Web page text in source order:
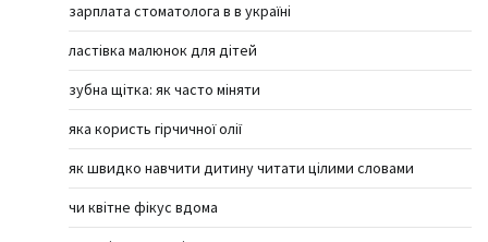
зарплата стоматолога в в україні
ластівка малюнок для дітей
зубна щітка: як часто міняти
яка користь гірчичної олії
як швидко навчити дитину читати цілими словами
чи квітне фікус вдома